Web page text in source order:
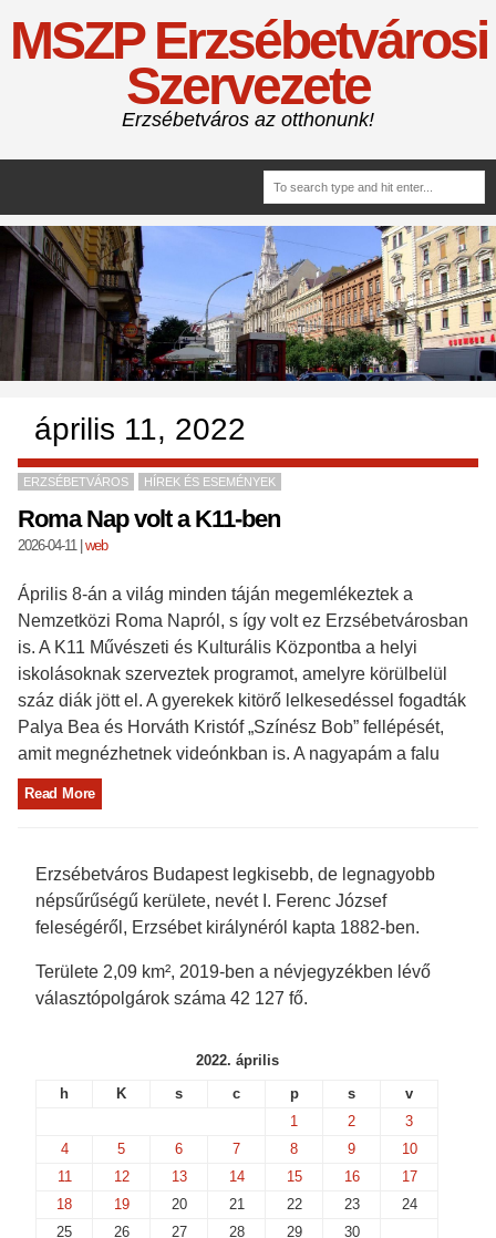
MSZP Erzsébetvárosi
Szervezete
Erzsébetváros az otthonunk!
április 11, 2022
ERZSÉBETVÁROS HÍREK ÉS ESEMÉNYEK
Roma Nap volt a K11-ben
2026-04-11| web
Április 8-án a világ minden táján megemlékeztek a
Nemzetközi Roma Napról, s így volt ez Erzsébetvárosban
is. A K11 Művészeti és Kulturális Központba a helyi
iskolásoknak szerveztek programot, amelyre körülbelül
száz diák jött el. A gyerekek kitörő lelkesedéssel fogadták
Palya Bea és Horváth Kristóf „Színész Bob” fellépését,
amit megnézhetnek videónkban is. A nagyapám a falu
Read More
Erzsébetváros Budapest legkisebb, de legnagyobb
népsűrűségű kerülete, nevét I. Ferenc József
feleségéről, Erzsébet királynéról kapta 1882-ben.
Területe 2,09 km², 2019-ben a névjegyzékben lévő
választópolgárok száma 42 127 fő.
2022. április
h
K s c p s
v
1
2
3
4
5 6 7 8 9
10
11
12 13 14 15 16
17
18
19 20 21 22 23
24
25
26 27 28 29 30